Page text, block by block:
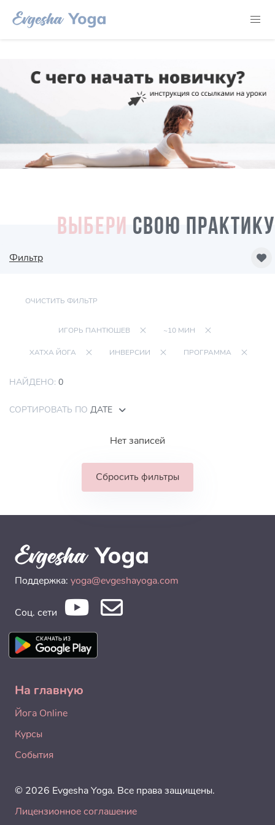
ВЫБЕРИ СВОЮ ПРАКТИКУ
Фильтр
ОЧИСТИТЬ ФИЛЬТР
ИГОРЬ ПАНТЮШЕВ ~10 МИН
ХАТХА ЙОГА ИНВЕРСИИ ПРОГРАММА
НАЙДЕНО: 0
СОРТИРОВАТЬ ПО ДАТЕ
Нет записей
Сбросить фильтры
Поддержка: yoga@evgeshayoga.com
Соц. сети
На главную
Йога Online
Курсы
События
© 2026 Evgesha Yoga. Все права защищены.
Лицензионное соглашение